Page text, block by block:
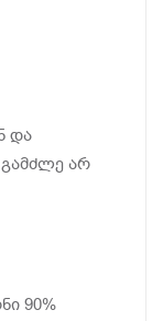
და
არ
90%